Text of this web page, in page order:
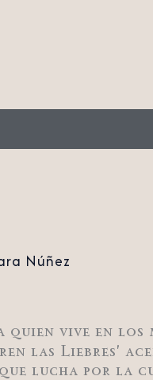
Núñez
vive en los
las Liebres'
lucha por la